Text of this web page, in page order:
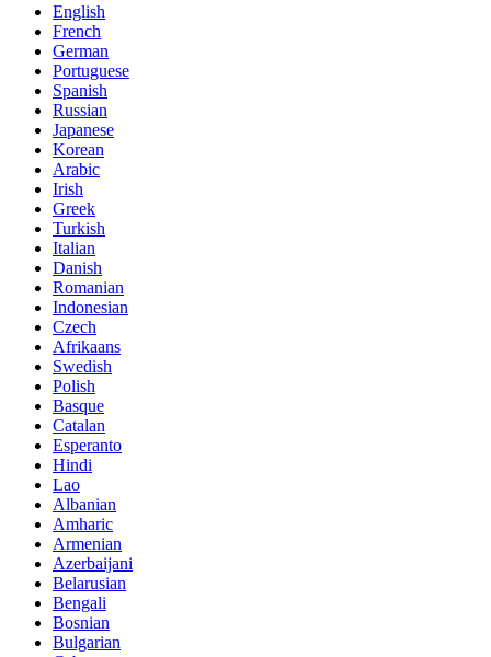
English
French
German
Portuguese
Spanish
Russian
Japanese
Korean
Arabic
Irish
Greek
Turkish
Italian
Danish
Romanian
Indonesian
Czech
Afrikaans
Swedish
Polish
Basque
Catalan
Esperanto
Hindi
Lao
Albanian
Amharic
Armenian
Azerbaijani
Belarusian
Bengali
Bosnian
Bulgarian